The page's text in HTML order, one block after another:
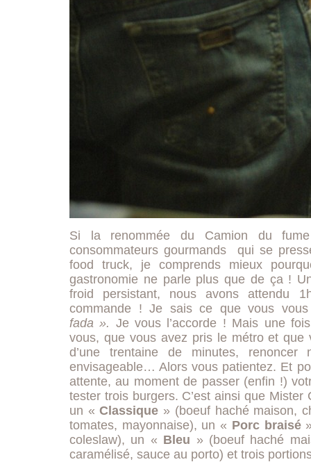
Si la renommée du Camion du
consommateurs gourmands qui se
food truck, je comprends mieux
gastronomie ne parle plus que de ça !
froid persistant, nous avons attendu
commande ! Je sais ce que vous
fada ». Je vous l’accorde ! Mais une
vous, que vous avez pris le métro et que
d’une trentaine de minutes, renoncer
envisageable… Alors vous patientez. Et
attente, au moment de passer (enfin !)
tester trois burgers. C’est ainsi que
un «Classique » (boeuf haché maison,
tomates, mayonnaise), un « Porc braisé»
coleslaw), un « Bleu » (boeuf haché
caramélisé, sauce au porto) et trois